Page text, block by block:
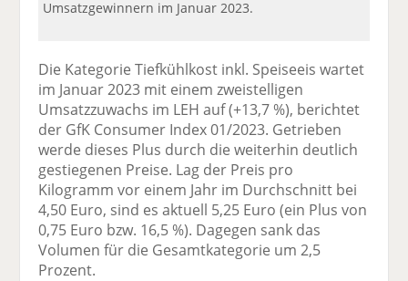
Umsatzgewinnern im Januar 2023.
Die Kategorie Tiefkühlkost inkl. Speiseeis wartet
im Januar 2023 mit einem zweistelligen
Umsatzzuwachs im LEH auf (+13,7 %), berichtet
der GfK Consumer Index 01/2023. Getrieben
werde dieses Plus durch die weiterhin deutlich
gestiegenen Preise. Lag der Preis pro
Kilogramm vor einem Jahr im Durchschnitt bei
4,50 Euro, sind es aktuell 5,25 Euro (ein Plus von
0,75 Euro bzw. 16,5 %). Dagegen sank das
Volumen für die Gesamtkategorie um 2,5
Prozent.